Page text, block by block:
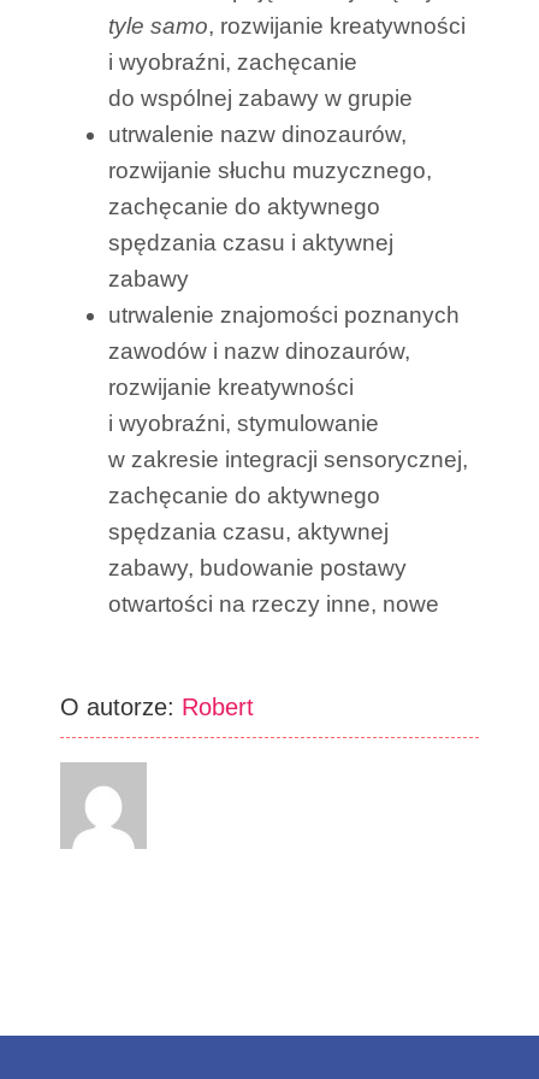
tyle samo, rozwijanie kreatywności
i wyobraźni, zachęcanie
do wspólnej zabawy w grupie
utrwalenie nazw dinozaurów,
rozwijanie słuchu muzycznego,
zachęcanie do aktywnego
spędzania czasu i aktywnej
zabawy
utrwalenie znajomości poznanych
zawodów i nazw dinozaurów,
rozwijanie kreatywności
i wyobraźni, stymulowanie
w zakresie integracji sensorycznej,
zachęcanie do aktywnego
spędzania czasu, aktywnej
zabawy, budowanie postawy
otwartości na rzeczy inne, nowe
O autorze: Robert